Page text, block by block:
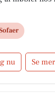
nu Se